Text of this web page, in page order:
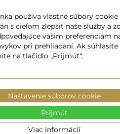
rozdelenie, kontaktujte nás
200 cm. Zrkadlá vyrábame
zrkadla@alfaram.sk
používa vlastné súbory cookie
s cieľom zlepšiť naše služby a
vašim preferenciám
pri prehliadaní. Ak súhlasíte
na tlačidlo „Prijmúť“.
Viac informácií
Nastavenie súborov cookie
Prijmúť